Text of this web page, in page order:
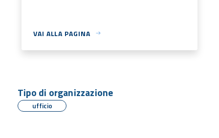
VAI ALLA PAGINA
Tipo di organizzazione
ufficio